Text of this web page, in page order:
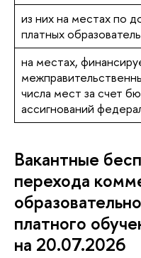
из них на местах по
платных
на местах,
числа мест за счет
ассигнований
Вакантные
перехода
платного
на 20.07.2026